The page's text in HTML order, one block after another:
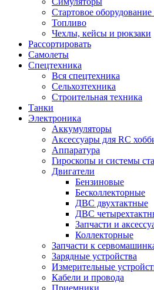
Стартовое
Топливо
Чехлы, кейсы и рюкзаки
Рассортировать
Самолеты
Спецтехника
Вся спецтехника
Сельхозтехника
Строительная техника
Танки
Электроника
Аккумуляторы
Аксессуары для RC
Аппаратура
Гироскопы и системы
Двигатели
Бензиновые
Бесколлекторные
ДВС двухтактные
ДВС
Запчасти и
Коллекторные
Запчасти к
Зарядные устройства
Измерительные
Кабели и провода
Приемники